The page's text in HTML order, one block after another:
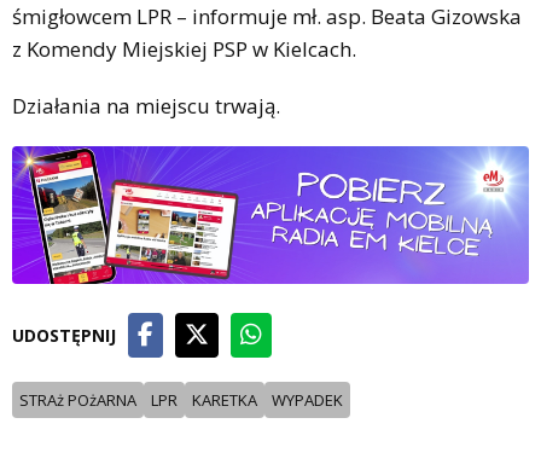
śmigłowcem LPR – informuje mł. asp. Beata Gizowska
z Komendy Miejskiej PSP w Kielcach.
Działania na miejscu trwają.
UDOSTĘPNIJ
STRAż POżARNA LPR KARETKA WYPADEK